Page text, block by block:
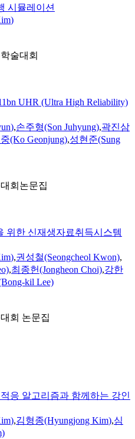
시뮬레이션
)
술대회
UHR (Ultra High Reliability)
),손주형(Son Juhyung),곽진삼
(Ko Geonjung),성현준(Sung
회논문집
위한 신재생자료취득시스템
),권성철(Seongcheol Kwon),
,최종헌(Jongheon Choi),강한
kil Lee)
회 논문집
응 알고리즘과 함께하는 강인
),김형종(Hyungjong Kim),심